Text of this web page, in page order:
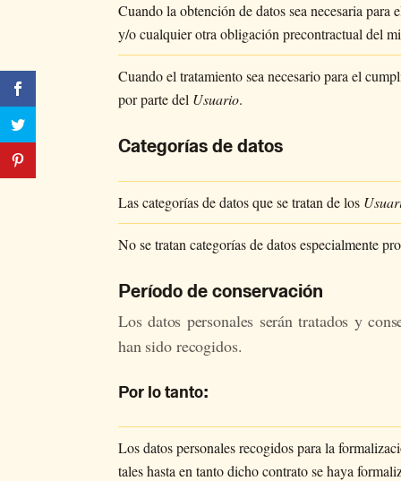
Cuando la obtención de datos sea necesaria
y/o cualquier otra obligación precontractual del
Cuando el tratamiento sea necesario para el
por parte del Usuario.
Categorías de datos
Las categorías de datos que se tratan de los
No se tratan categorías de datos especialmente
Período de conservación
Los da­tos per­so­na­les se­rán tra­ta­dos y
han sido re­co­gi­dos.
Por lo tanto:
Los datos personales recogidos para la
tales hasta en tanto dicho contrato se haya